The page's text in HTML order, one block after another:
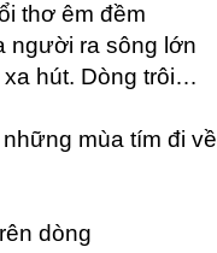
thơ êm đềm
người ra sông lớn
xa hút. Dòng trôi…
mùa tím đi về
dòng